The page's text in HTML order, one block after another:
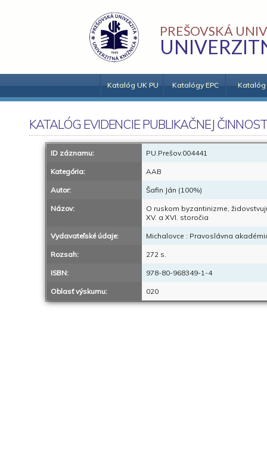
PREŠOVSKÁ
Katalóg UK PU Katalógy EPC Katalóg
KATALÓG EVIDENCIE PUBLIKAČNEJ
ID záznamu: PU.Prešov.004441
Kategória: AAB
Autor: Šafin Ján (100%)
Názov:
O ruskom byzantinizme,
XV. a XVI. storočia
Vydavateľské údaje: Michalovce : Pravoslávna
Rozsah: 272 s.
ISBN: 978-80-968349-1-4
Oblasť výskumu: 020